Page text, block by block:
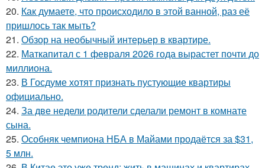
20. Как думаете, что происходило в этой ванной, раз её
пришлось так мыть?
21. Обзор на необычный интерьер в квартире.
22. Маткапитал с 1 февраля 2026 года вырастет почти до
миллиона.
23. В Госдуме хотят признать пустующие квартиры
официально.
24. За две недели родители сделали ремонт в комнате
сына.
25. Особняк чемпиона НБА в Майами продаётся за $31,
5 млн.